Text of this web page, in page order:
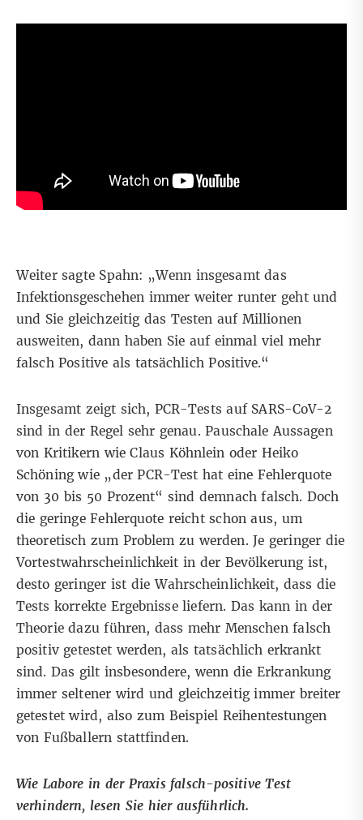
Weitersagte Spahn: „Wenn insgesamt das
Infektionsgeschehen immer weiter runter geht und
und Sie gleichzeitig das Testen auf Millionen
ausweiten, dann haben Sie auf einmal viel mehr
falsch Positive als tatsächlich Positive.“
Insgesamt zeigt sich, PCR-Tests auf SARS-CoV-2
sind in der Regel sehr genau. Pauschale Aussagen
von Kritikern wie Claus Köhnlein oder Heiko
Schöning wie „der PCR-Test hat eine Fehlerquote
von 30 bis 50 Prozent“ sind demnach falsch. Doch
die geringe Fehlerquote reicht schon aus, um
theoretisch zum Problem zu werden. Je geringer die
Vortestwahrscheinlichkeit in der Bevölkerung ist,
desto geringer ist die Wahrscheinlichkeit, dass die
Tests korrekte Ergebnisse liefern. Das kann in der
Theorie dazu führen, dass mehr Menschen falsch
positiv getestet werden, als tatsächlich erkrankt
sind. Das gilt insbesondere, wenn die Erkrankung
immer seltener wird und gleichzeitig immer breiter
getestet wird, also zum BeispielReihentestungen
von Fußballernstattfinden.
Wie Labore in der Praxis falsch-positive Test
verhindern, lesen Sie hierausführlich.